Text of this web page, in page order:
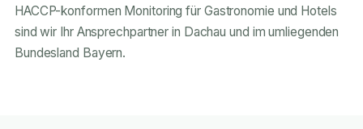
HACCP-konformen Monitoring für Gastronomie und Hotels
sind wir Ihr Ansprechpartner in Dachau und im umliegenden
Bundesland Bayern.